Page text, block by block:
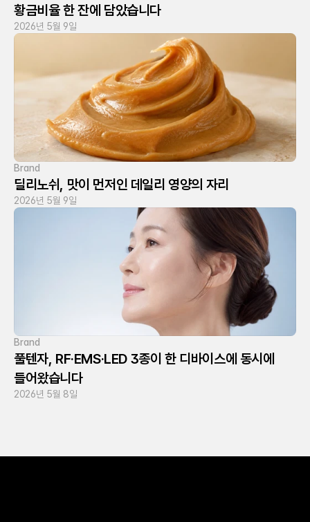
황금비율 한 잔에 담았습니다
2026년 5월 9일
Brand
딜리노쉬, 맛이 먼저인 데일리 영양의 자리
2026년 5월 9일
Brand
풀텐자, RF·EMS·LED 3종이 한 디바이스에 동시에
들어왔습니다
2026년 5월 8일